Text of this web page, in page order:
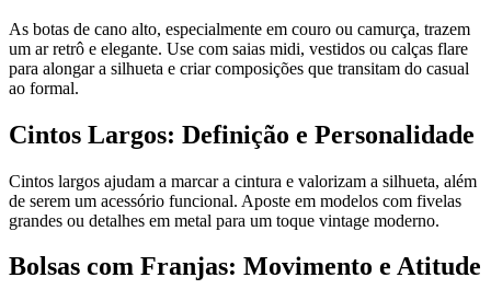
As botas de cano alto, especialmente em couro ou camurça, trazem
um ar retrô e elegante. Use com saias midi, vestidos ou calças flare
para alongar a silhueta e criar composições que transitam do casual
ao formal.
Cintos Largos: Definição e Personalidade
Cintos largos ajudam a marcar a cintura e valorizam a silhueta, além
de serem um acessório funcional. Aposte em modelos com fivelas
grandes ou detalhes em metal para um toque vintage moderno.
Bolsas com Franjas: Movimento e Atitude